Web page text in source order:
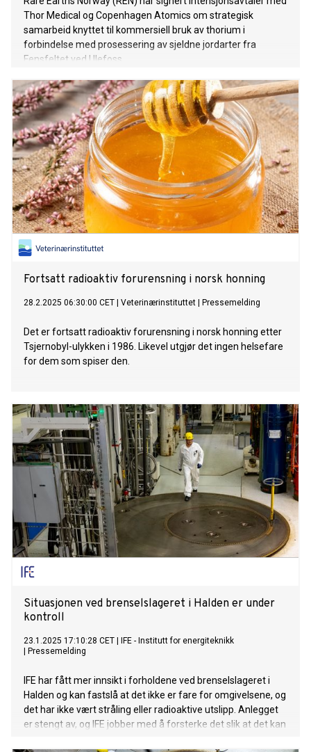
Thor Medical og Copenhagen Atomics om strategisk
samarbeid knyttet til kommersiell bruk av thorium i
forbindelse med prosessering av sjeldne jordarter fra
Fensfeltet ved Ulefoss.
Fortsatt radioaktiv forurensning i norsk honning
28.2.2025 06:30:00 CET Veterinærinstituttet Pressemelding
Det er fortsatt radioaktiv forurensning i norsk honning etter
Tsjernobyl-ulykken i 1986. Likevel utgjør det ingen helsefare
for dem som spiser den.
Situasjonen ved brenselslageret i Halden er under
kontroll
23.1.2025 17:10:28 CET
IFE - Institutt for energiteknikk
Pressemelding
IFE har fått mer innsikt i forholdene ved brenselslageret i
Halden og kan fastslå at det ikke er fare for omgivelsene, og
det har ikke vært stråling eller radioaktive utslipp. Anlegget
er stengt av, og IFE jobber med å forsterke det slik at det kan